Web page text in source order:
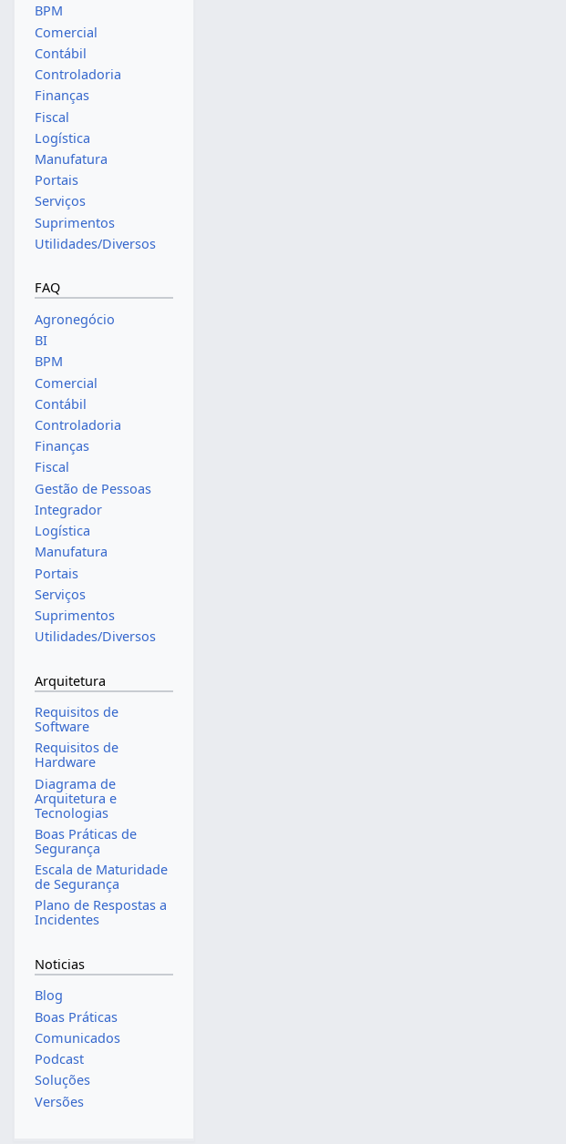
BPM
Comercial
Contábil
Controladoria
Finanças
Fiscal
Logística
Manufatura
Portais
Serviços
Suprimentos
Utilidades/Diversos
FAQ
Agronegócio
BI
BPM
Comercial
Contábil
Controladoria
Finanças
Fiscal
Gestão de Pessoas
Integrador
Logística
Manufatura
Portais
Serviços
Suprimentos
Utilidades/Diversos
Arquitetura
Requisitos de
Software
Requisitos de
Hardware
Diagrama de
Arquitetura e
Tecnologias
Boas Práticas de
Segurança
Escala de Maturidade
de Segurança
Plano de Respostas a
Incidentes
Noticias
Blog
Boas Práticas
Comunicados
Podcast
Soluções
Versões